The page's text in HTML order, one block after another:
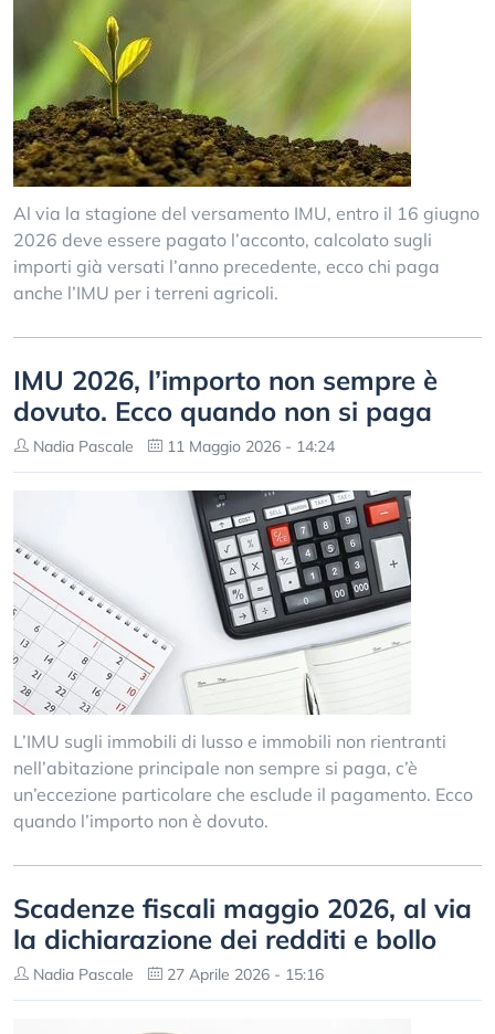
Al via la stagione del versamento IMU, entro il 16 giugno
2026 deve essere pagato l’acconto, calcolato sugli
importi già versati l’anno precedente, ecco chi paga
anche l’IMU per i terreni agricoli.
IMU 2026, l’importo non sempre è
dovuto. Ecco quando non si paga
Nadia Pascale 11 Maggio 2026 - 14:24
L’IMU sugli immobili di lusso e immobili non rientranti
nell’abitazione principale non sempre si paga, c’è
un’eccezione particolare che esclude il pagamento. Ecco
quando l’importo non è dovuto.
Scadenze fiscali maggio 2026, al via
la dichiarazione dei redditi e bollo
Nadia Pascale 27 Aprile 2026 - 15:16